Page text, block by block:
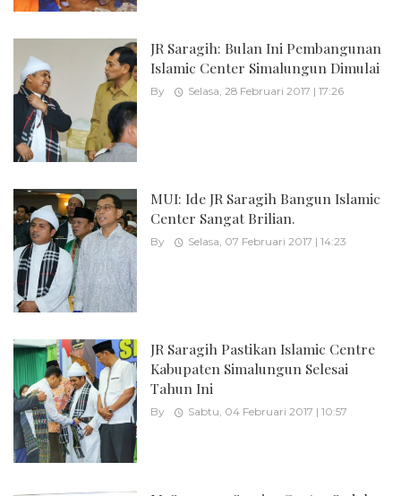
JR Saragih: Bulan Ini Pembangunan
Islamic Center Simalungun Dimulai
By Selasa, 28 Februari 2017 | 17:26
MUI: Ide JR Saragih Bangun Islamic
Center Sangat Brilian.
By Selasa, 07 Februari 2017 | 14:23
JR Saragih Pastikan Islamic Centre
Kabupaten Simalungun Selesai
Tahun Ini
By Sabtu, 04 Februari 2017 | 10:57